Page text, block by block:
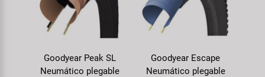
Goodyear Peak SL
Neumático plegable
Goodyear Escape
Neumático plegable